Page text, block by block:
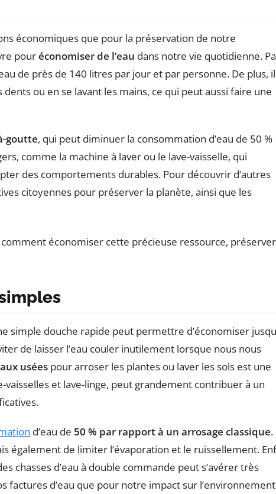
économiques que pour la préservation de notre
pouréconomiser de l’eau dans notre vie quotidienne.
de près de 140 litres par jour et par personne. De plus, il
ou en se lavant les mains, ce qui peut aussi faire une
goutte, qui peut diminuer la consommation d’eau de 50 %
comme la machine à laver ou le lave-vaisselle, qui
des comportements durables. Pour découvrir d’autres
citoyennes pour préserver la planète, ainsi que les
simple douche rapide peut permettre d’économiser
de laisser l’eau couler inutilement lorsque nous nous
usées pour arroser les plantes ou laver les sols est une
et lave-linge, peut grandement contribuer à un
d’eau de 50 % par rapport à un arrosage classique.
également de limiter l’évaporation et le ruissellement.
chasses d’eau à double commande peut s’avérer très
d’eau que pour notre impact sur